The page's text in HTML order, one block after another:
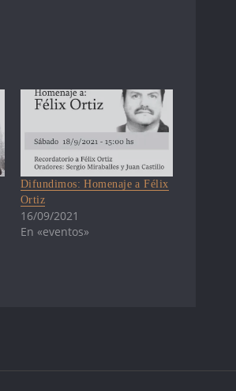
Difundimos: Homenaje a Félix
Ortiz
16/09/2021
En «eventos»